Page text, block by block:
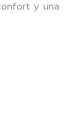
y una